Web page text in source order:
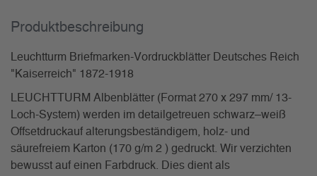
Produkt­beschreibung
Leuchtturm Briefmarken-Vordruckblätter Deutsches Reich
"Kaiserreich" 1872-1918
LEUCHTTURM Albenblätter (Format 270 x 297 mm/ 13-
Loch-System) werden im detailgetreuen schwarz–weiß
Offsetdruckauf alterungsbeständigem, holz- und
säurefreiem Karton (170 g/m 2 ) gedruckt. Wir verzichten
bewusst auf einen Farbdruck. Dies dient als